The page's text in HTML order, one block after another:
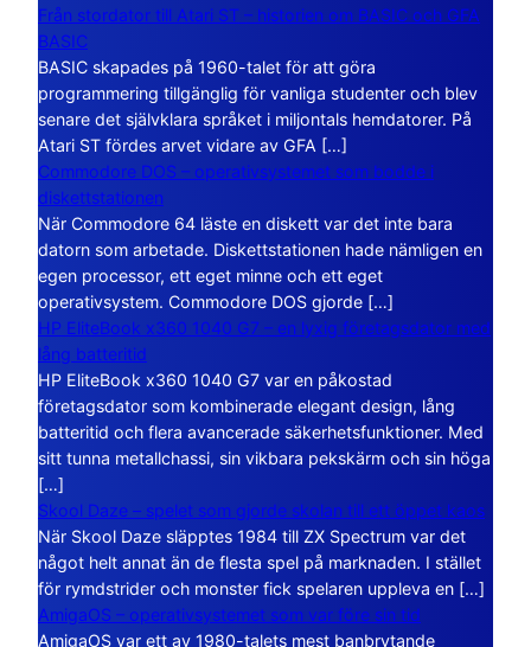
Från stordator till Atari ST – historien om BASIC och GFA
BASIC
BASIC skapades på 1960-talet för att göra
programmering tillgänglig för vanliga studenter och blev
senare det självklara språket i miljontals hemdatorer. På
Atari ST fördes arvet vidare av GFA […]
Commodore DOS – operativsystemet som bodde i
diskettstationen
När Commodore 64 läste en diskett var det inte bara
datorn som arbetade. Diskettstationen hade nämligen en
egen processor, ett eget minne och ett eget
operativsystem. Commodore DOS gjorde […]
HP EliteBook x360 1040 G7 – en lyxig företagsdator med
lång batteritid
HP EliteBook x360 1040 G7 var en påkostad
företagsdator som kombinerade elegant design, lång
batteritid och flera avancerade säkerhetsfunktioner. Med
sitt tunna metallchassi, sin vikbara pekskärm och sin höga
[…]
Skool Daze – spelet som gjorde skolan till ett öppet kaos
När Skool Daze släpptes 1984 till ZX Spectrum var det
något helt annat än de flesta spel på marknaden. I stället
för rymdstrider och monster fick spelaren uppleva en […]
AmigaOS – operativsystemet som var före sin tid
AmigaOS var ett av 1980-talets mest banbrytande